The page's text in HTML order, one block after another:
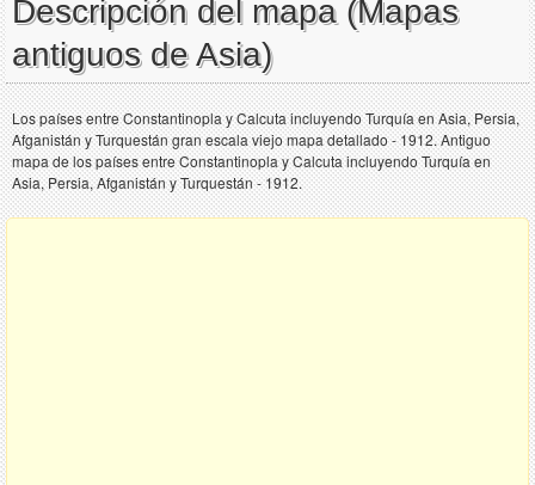
Descripción del mapa (Mapas
antiguos de Asia)
Los países entre Constantinopla y Calcuta incluyendo Turquía en Asia, Persia,
Afganistán y Turquestán gran escala viejo mapa detallado - 1912. Antiguo
mapa de los países entre Constantinopla y Calcuta incluyendo Turquía en
Asia, Persia, Afganistán y Turquestán - 1912.